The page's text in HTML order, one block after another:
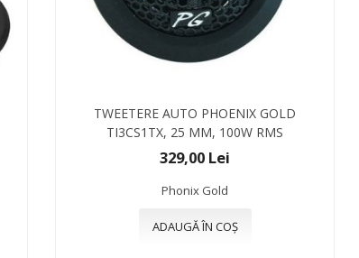
TWEETERE AUTO PHOENIX GOLD
TI3CS1TX, 25 MM, 100W RMS
329,00 Lei
Phonix Gold
ADAUGĂ ÎN COȘ